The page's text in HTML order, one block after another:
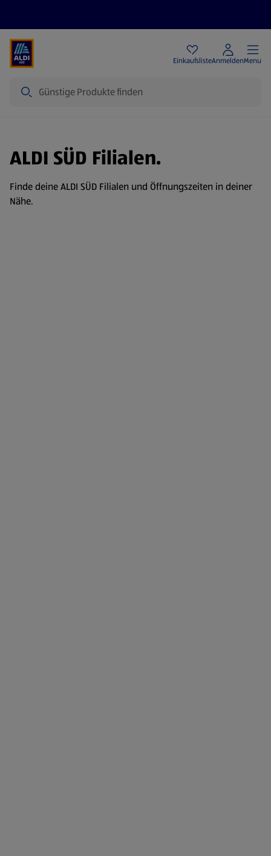
EinkaufslisteAnmeldenMenu
ALDI SÜD Filialen.
Finde deine ALDI SÜD Filialen und Öffnungszeiten in deiner
Nähe.